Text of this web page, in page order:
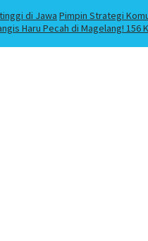
di Jawa Pimpin Strategi
Haru Pecah di Magelang! 156